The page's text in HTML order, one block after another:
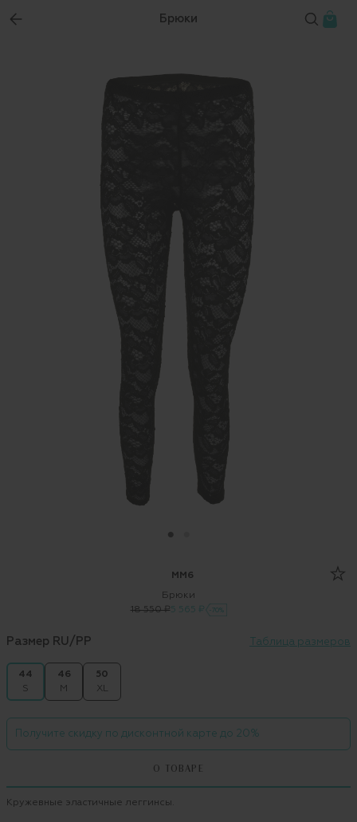
Брюки
MM6
Брюки
18 550 ₽5 565 ₽ -70%
Размер RU/PP Таблица размеров
44
S
46
M
50
XL
Получите скидку по дисконтной карте до 20%
О ТОВАРЕ
Кружевные эластичные леггинсы.